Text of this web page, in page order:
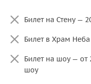
Билет на Стену —
Билет в Храм
Билет на шоу — от
шоу